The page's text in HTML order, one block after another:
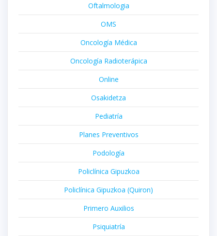
Oftalmologia
OMS
Oncología Médica
Oncología Radioterápica
Online
Osakidetza
Pediatría
Planes Preventivos
Podología
Policlínica Gipuzkoa
Policlínica Gipuzkoa (Quiron)
Primero Auxilios
Psiquiatría